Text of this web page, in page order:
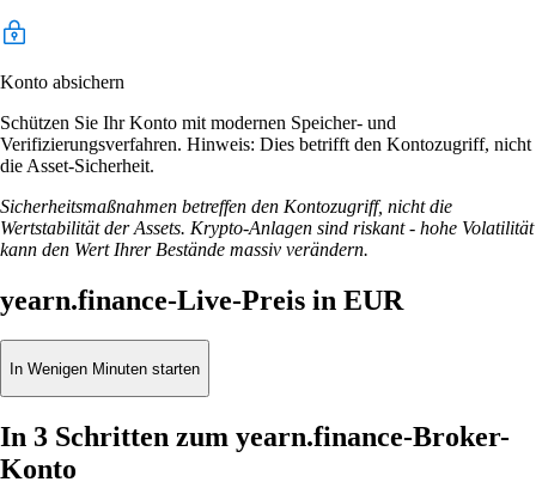
Konto absichern
Schützen Sie Ihr Konto mit modernen Speicher- und
Verifizierungsverfahren. Hinweis: Dies betrifft den Kontozugriff, nicht
die Asset-Sicherheit.
Sicherheitsmaßnahmen betreffen den Kontozugriff, nicht die
Wertstabilität der Assets. Krypto-Anlagen sind riskant - hohe Volatilität
kann den Wert Ihrer Bestände massiv verändern.
yearn.finance-Live-Preis in EUR
In Wenigen Minuten starten
In 3 Schritten zum yearn.finance-Broker-
Konto